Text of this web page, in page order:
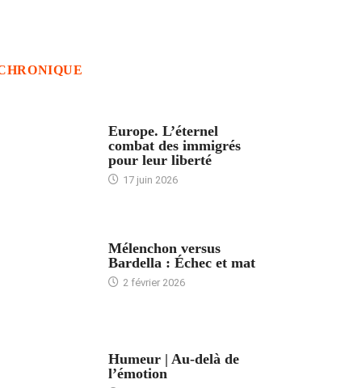
Europe. L’éternel
combat des immigrés
pour leur liberté
17 juin 2026
Mélenchon versus
Bardella : Échec et mat
2 février 2026
Humeur | Au-delà de
l’émotion